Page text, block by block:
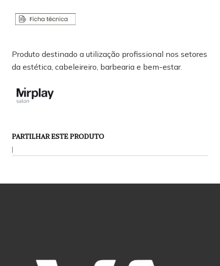
Produto destinado a utilização profissional nos setores
da estética, cabeleireiro, barbearia e bem-estar.
PARTILHAR ESTE PRODUTO
|